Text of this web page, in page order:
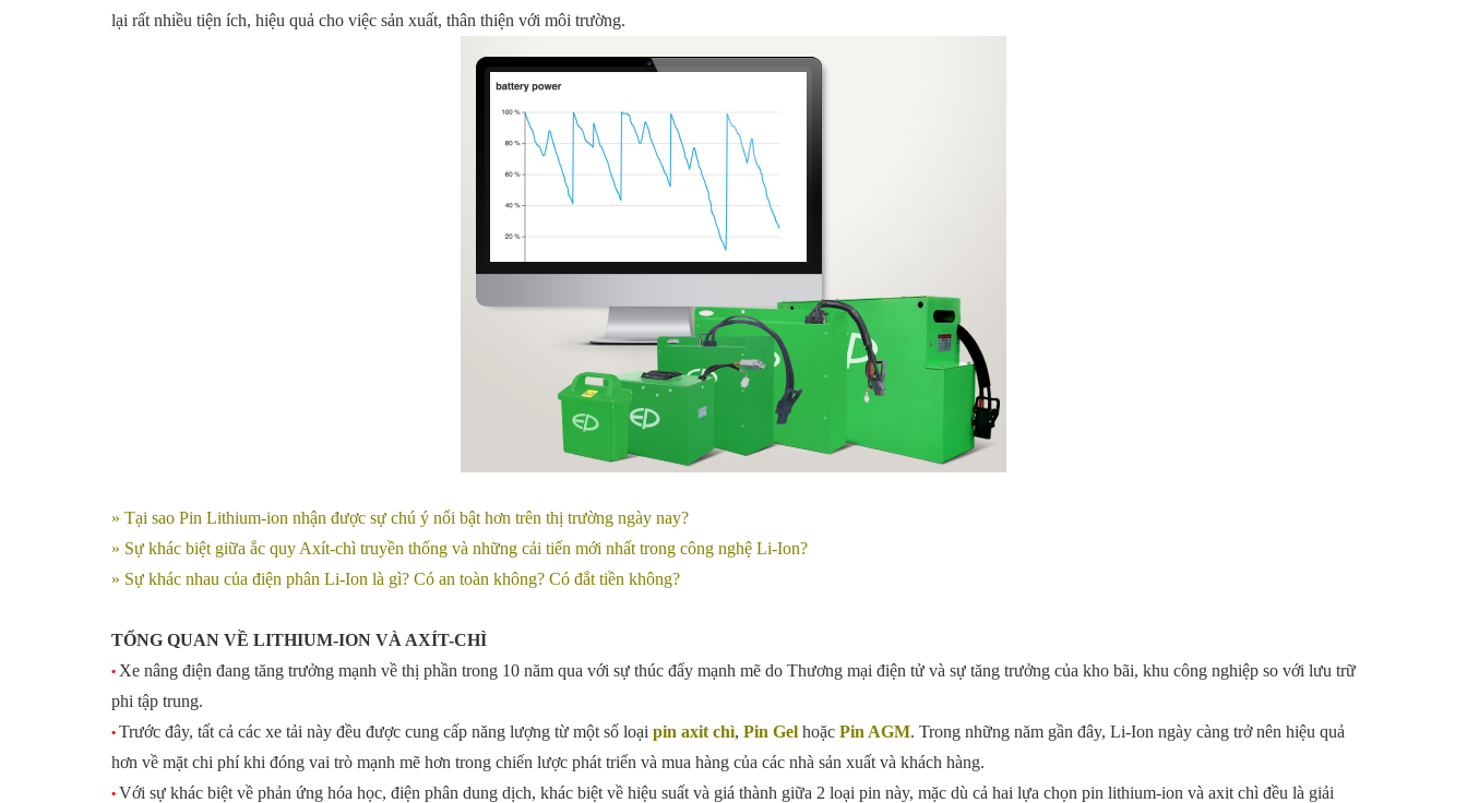
lại rất nhiều tiện ích, hiệu quả cho việc sản xuất, thân thiện với môi trường.
» Tại sao Pin Lithium-ion nhận được sự chú ý nổi bật hơn trên thị trường ngày nay?
» Sự khác biệt giữa ắc quy Axít-chì truyền thống và những cải tiến mới nhất trong công nghệ Li-Ion?
» Sự khác nhau của điện phân Li-Ion là gì? Có an toàn không? Có đắt tiền không?
TỔNG QUAN VỀ LITHIUM-ION VÀ AXÍT-CHÌ
• Xe nâng điện đang tăng trưởng mạnh về thị phần trong 10 năm qua với sự thúc đẩy mạnh mẽ do Thương mại điện tử và sự tăng trưởng của kho bãi, khu công nghiệp so với lưu trữ
phi tập trung.
• Trước đây, tất cả các xe tải này đều được cung cấp năng lượng từ một số loại pin axit chì, Pin Gel hoặc Pin AGM. Trong những năm gần đây, Li-Ion ngày càng trở nên hiệu quả
hơn về mặt chi phí khi đóng vai trò mạnh mẽ hơn trong chiến lược phát triển và mua hàng của các nhà sản xuất và khách hàng.
• Với sự khác biệt về phản ứng hóa học, điện phân dung dịch, khác biệt về hiệu suất và giá thành giữa 2 loại pin này, mặc dù cả hai lựa chọn pin lithium-ion và axit chì đều là giải